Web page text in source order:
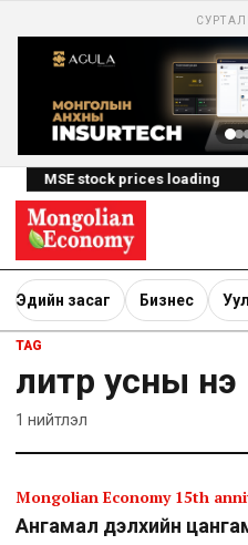
MSE stock prices loading
Эдийн засаг Бизнес
TAG
литр усны үнэ
1 нийтлэл
Mongolian Economy 15th
Ангамал дэлхийн